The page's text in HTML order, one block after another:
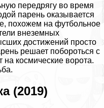
передрягу во время
парень оказывается
похожем на футбольное
внеземных
достижений просто
решает побороться с
на космические ворота.
(2019)